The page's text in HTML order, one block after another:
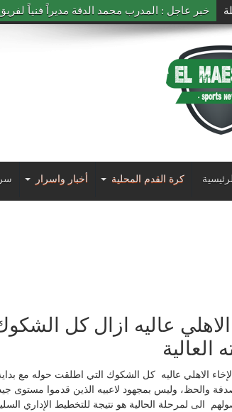
خبر عاجل : المدرب محمد الدقة مديراً فنياً لفريق
كرة القدم المحلية أخبار واسرار سر
الاهلي عاليه ازال كل
العالية
الاهلي عاليه كل الشكوك التي اطلقت حوله مع
والحظ، وليس بمجهود لاعبيه الذين قدموا مستوى
الى لمرحلة الحالية هو نتيجة للتخطيط الإداري